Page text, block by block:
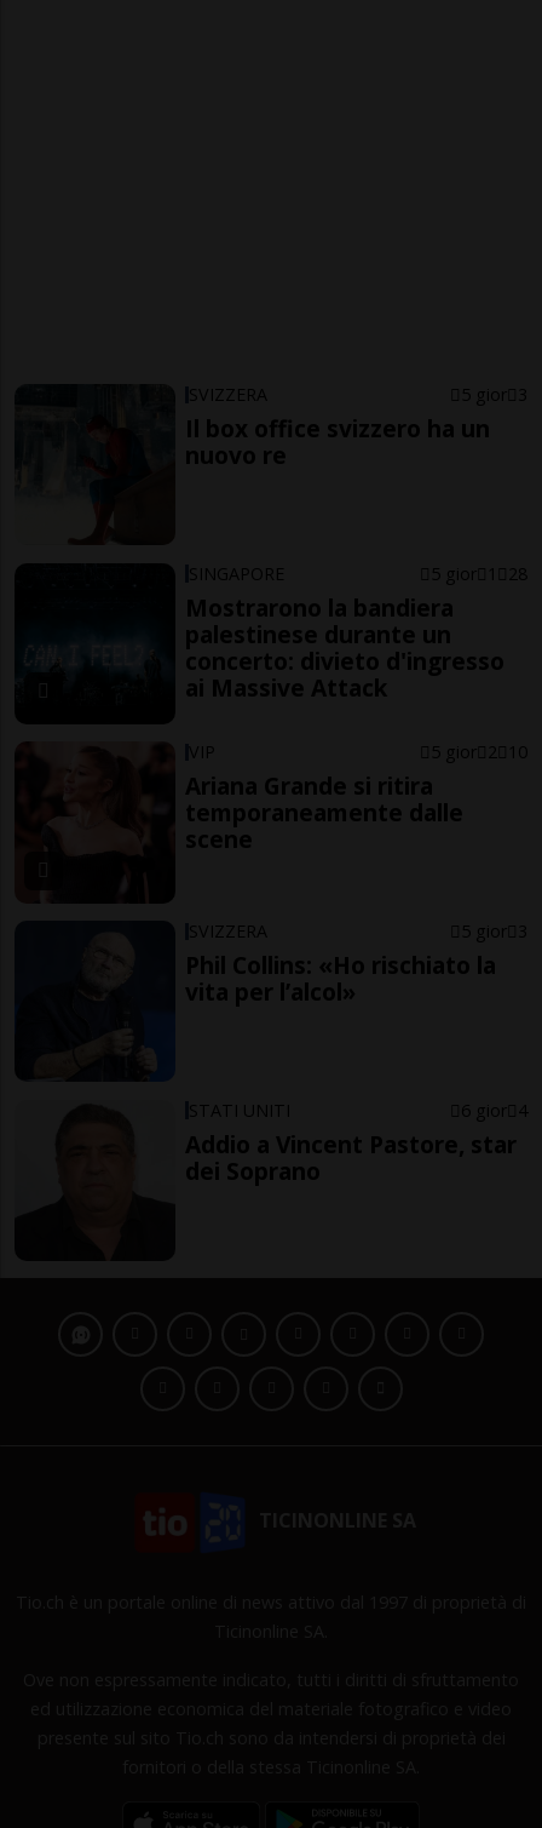
SVIZZERA 5 gior 3
Il box office svizzero ha un
nuovo re
SINGAPORE 5 gior 1 28
Mostrarono la bandiera
palestinese durante un
concerto: divieto d'ingresso
ai Massive Attack
VIP 5 gior 2 10
Ariana Grande si ritira
temporaneamente dalle
scene
SVIZZERA 5 gior 3
Phil Collins: «Ho rischiato la
vita per l’alcol»
STATI UNITI 6 gior 4
Addio a Vincent Pastore, star
dei Soprano